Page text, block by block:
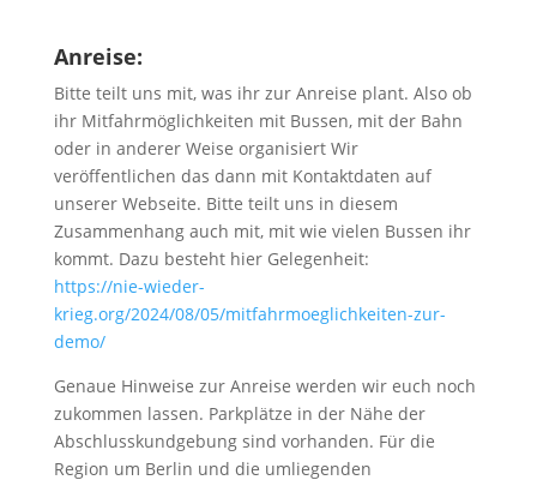
Anreise:
Bitte teilt uns mit, was ihr zur Anreise plant. Also ob
ihr Mitfahrmöglichkeiten mit Bussen, mit der Bahn
oder in anderer Weise organisiert Wir
veröffentlichen das dann mit Kontaktdaten auf
unserer Webseite. Bitte teilt uns in diesem
Zusammenhang auch mit, mit wie vielen Bussen ihr
kommt. Dazu besteht hier Gelegenheit:
https://nie-wieder-
krieg.org/2024/08/05/mitfahrmoeglichkeiten-zur-
demo/
Genaue Hinweise zur Anreise werden wir euch noch
zukommen lassen. Parkplätze in der Nähe der
Abschlusskundgebung sind vorhanden. Für die
Region um Berlin und die umliegenden